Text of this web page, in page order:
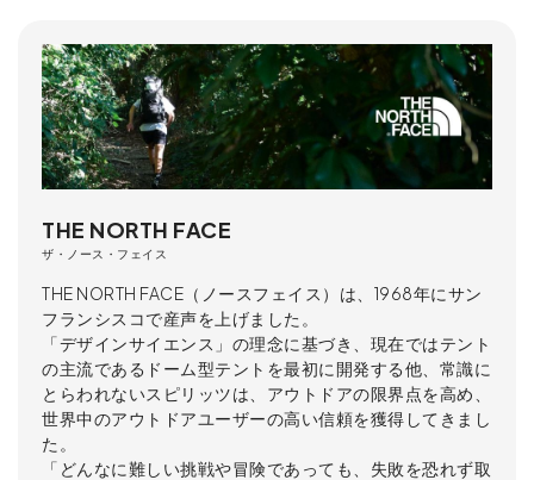
THE NORTH FACE
ザ・ノース・フェイス
THE NORTH FACE（ノースフェイス）は、1968年にサン
フランシスコで産声を上げました。
「デザインサイエンス」の理念に基づき、現在ではテント
の主流であるドーム型テントを最初に開発する他、常識に
とらわれないスピリッツは、アウトドアの限界点を高め、
世界中のアウトドアユーザーの高い信頼を獲得してきまし
た。
「どんなに難しい挑戦や冒険であっても、失敗を恐れず取